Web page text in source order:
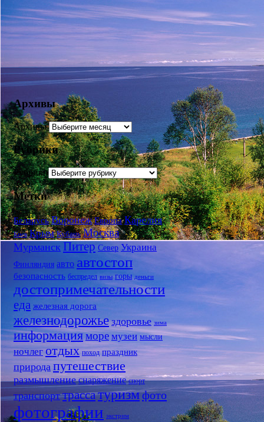
Архивы
Архивы
Рубрики
Рубрики
Метки
Беларусь Воронеж Европа Карелия
Киев Крым Кубань Москва
Мурманск Питер Север Украина
Финляндия авто автостоп
безопасность беспредел визы горы деньги
достопримечательности
еда железная дорога
железнодорожье здоровье зима
информацияморе музеи мысли
ночлег отдых поход праздник
природа путешествие
размышление снаряжение спорт
транспорт трассатуризмфото
фотографии экстрим